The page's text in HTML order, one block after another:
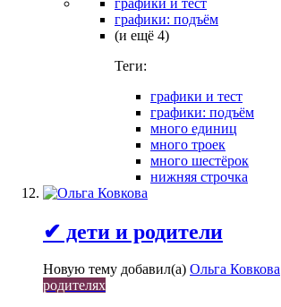
графики: подъём
(и ещё 4)
Теги:
графики и тест
графики: подъём
много единиц
много троек
много шестёрок
нижняя строчка
✔ дети и родители
Новую тему добавил(а) Ольга Ковкова
родителях